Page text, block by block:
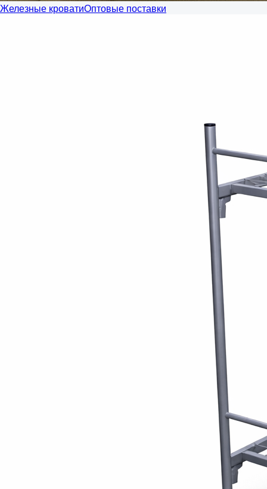
Железные кроватиОптовые поставки